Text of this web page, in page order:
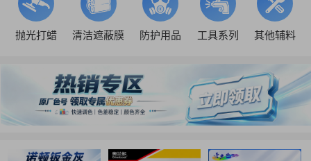
抛光打蜡 清洁遮蔽膜 防护用品 工具系列 其他辅料